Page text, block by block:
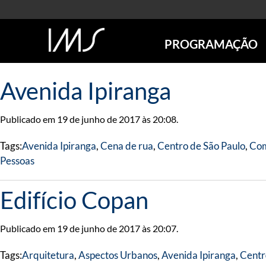
PROGRAMAÇÃO
POÇOS DE CALDAS
Avenida Ipiranga
Publicado em 19 de junho de 2017 às 20:08.
Tags:Avenida Ipiranga,Cena de rua,Centro de São Paulo,
Pessoas
Edifício Copan
Publicado em 19 de junho de 2017 às 20:07.
Tags:Arquitetura,Aspectos Urbanos,Avenida Ipiranga,